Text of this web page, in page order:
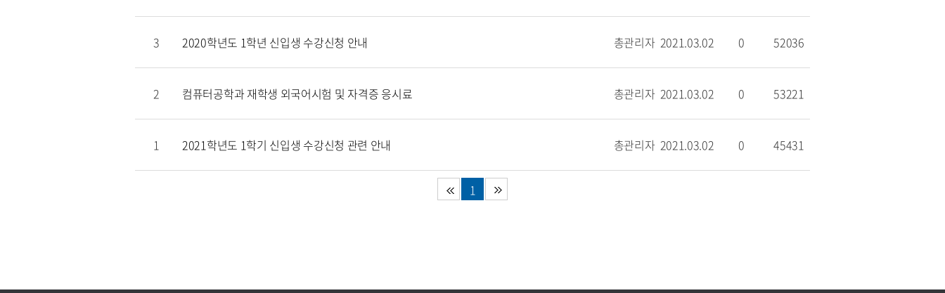
3 2020학년도 1학년 신입생 수강신청 안내 총관리자 2021.03.02 0 52036
2 컴퓨터공학과 재학생 외국어시험 및 자격증 응시료 총관리자 2021.03.02 0 53221
1 2021학년도 1학기 신입생 수강신청 관련 안내 총관리자 2021.03.02 0 45431
1